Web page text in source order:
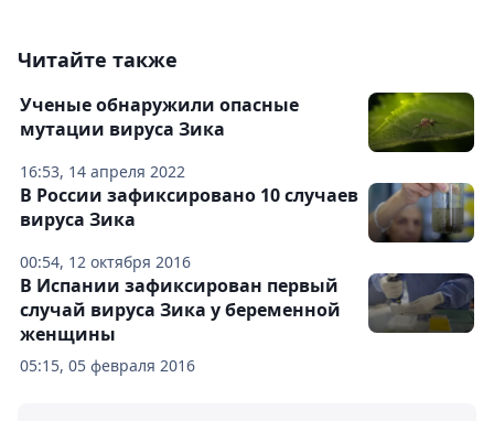
Читайте также
16:53, 14 апреля 2022
Ученые обнаружили опасные
мутации вируса Зика
00:54, 12 октября 2016
В России зафиксировано 10 случаев
вируса Зика
05:15, 05 февраля 2016
В Испании зафиксирован первый
случай вируса Зика у беременной
женщины